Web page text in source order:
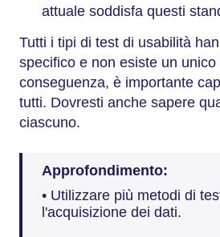
attuale soddisfa questi
Tutti i tipi di test di usabilità
specifico e non esiste un
conseguenza, è importante
tutti. Dovresti anche sapere
ciascuno.
Approfondimento:
• Utilizzare più metodi di
l'acquisizione dei dati.